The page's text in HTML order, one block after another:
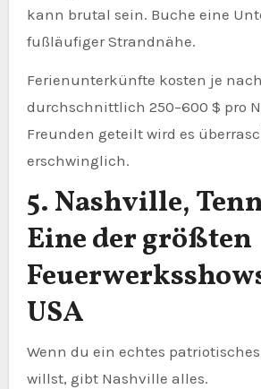
kann brutal sein. Buche eine
fußläufiger Strandnähe.
Ferienunterkünfte kosten je nach
durchschnittlich 250–600 $ pro
Freunden geteilt wird es
erschwinglich.
5. Nashville,
Eine der größten
USA
Wenn du ein echtes
willst, gibt Nashville alles.